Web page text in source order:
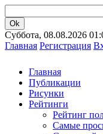
Суббота, 08.08.2026
Главная Регистрация
Главная
Публикации
Рисунки
Рейтинги
Рейтинг
Самые